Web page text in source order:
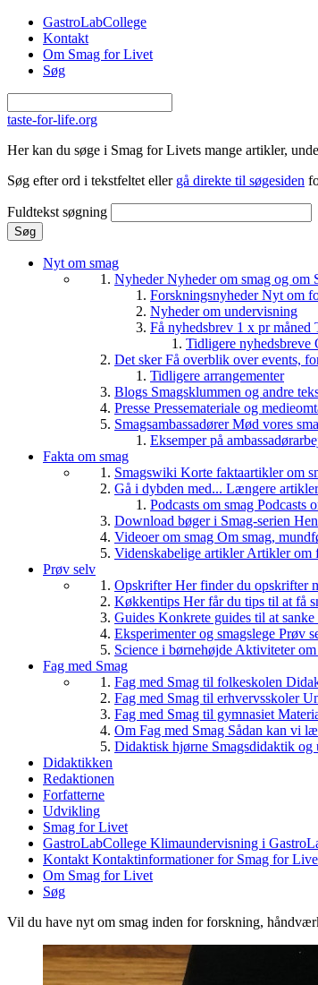
Gå til hovedindhold
GastroLabCollege
Kontakt
Om Smag for Livet
Søg
taste-for-life.org
Her kan du søge i Smag for Livets mange artikler,
Søg efter ord i tekstfeltet eller gå direkte til søgesiden
Fuldtekst søgning
Nyt om smag
NyhederNyheder om smag og om
ForskningsnyhederNyt om
Nyheder om undervisning
Få nyhedsbrev 1 x pr måned
Tidligere nyhedsbreve
Det skerFå overblik over events,
Tidligere arrangementer
Blogs Smagsklummen og andre
Presse Pressemateriale og
SmagsambassadørerMød vores
Eksemper på
Fakta om smag
Smagswiki Korte faktaartikler om
Gå i dybden med... Længere
Podcasts om smag Podcasts
Download bøger i Smag-serien
Videoer om smag Om smag,
Videnskabelige artiklerArtikler om
Prøv selv
OpskrifterHer finder du opskrifter
Køkkentips Her får du tips til at få
Guides Konkrete guides til at
Eksperimenter og smagslege Prøv
Science i børnehøjde Aktiviteter om
Fag med Smag
Fag med Smag til folkeskolen
Fag med Smag til erhvervsskoler
Fag med Smag til gymnasiet
Om Fag med Smag Sådan kan vi
Didaktisk hjørne Smagsdidaktik og
Didaktikken
Redaktionen
Forfatterne
Udvikling
Smag for Livet
GastroLabCollege Klimaundervisning i
Kontakt Kontaktinformationer for Smag for
Om Smag for Livet
Søg
Vil du have nyt om smag inden for forskning,